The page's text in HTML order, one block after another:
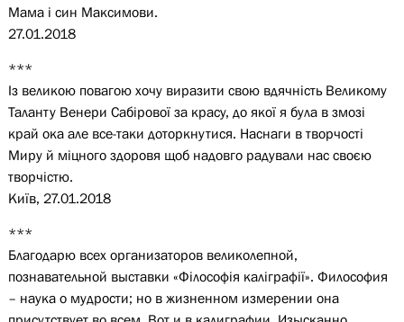
Мама і син Максимови.
27.01.2018
***
Із великою повагою хочу виразити свою вдячність Великому
Таланту Венери Сабірової за красу, до якої я була в змозі
край ока але все-таки доторкнутися. Наснаги в творчості
Миру й міцного здоровя щоб надовго радували нас своєю
творчістю.
Київ, 27.01.2018
***
Благодарю всех организаторов великолепной,
познавательной выставки «Філософія каліграфії». Философия
– наука о мудрости; но в жизненном измерении она